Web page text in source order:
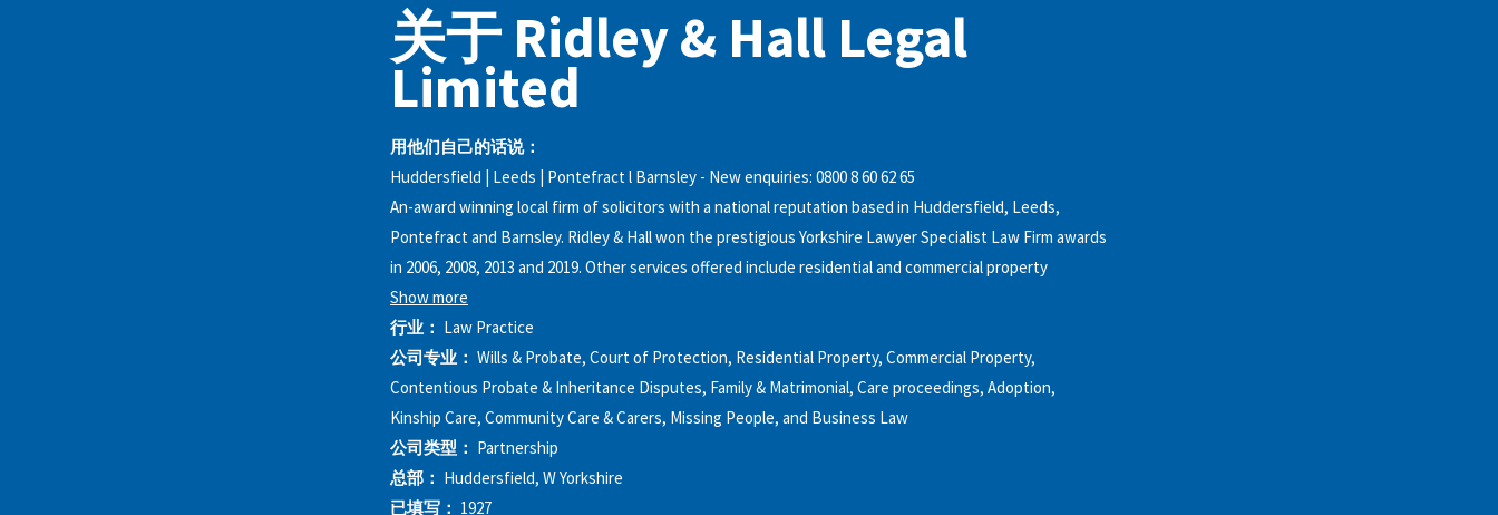
关于 Ridley & Hall Legal
Limited
用他们自己的话说：
Huddersfield | Leeds | Pontefract l Barnsley - New enquiries: 0800 8 60 62 65
An-award winning local firm of solicitors with a national reputation based in Huddersfield, Leeds,
Pontefract and Barnsley. Ridley & Hall won the prestigious Yorkshire Lawyer Specialist Law Firm awards
in 2006, 2008, 2013 and 2019. Other services offered include residential and commercial property
Show more
行业： Law Practice
公司专业： Wills & Probate, Court of Protection, Residential Property, Commercial Property,
Contentious Probate & Inheritance Disputes, Family & Matrimonial, Care proceedings, Adoption,
Kinship Care, Community Care & Carers, Missing People, and Business Law
公司类型： Partnership
总部： Huddersfield, W Yorkshire
已填写： 1927